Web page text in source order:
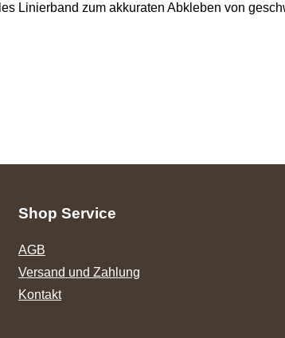
Linierband zum akkuraten Abkleben von
Shop Service
AGB
Versand und Zahlung
Kontakt